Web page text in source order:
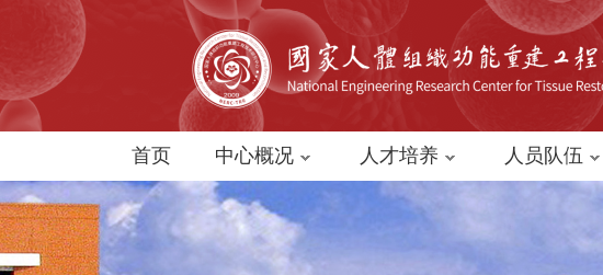
首页 中心概况 人才培养 人员队伍